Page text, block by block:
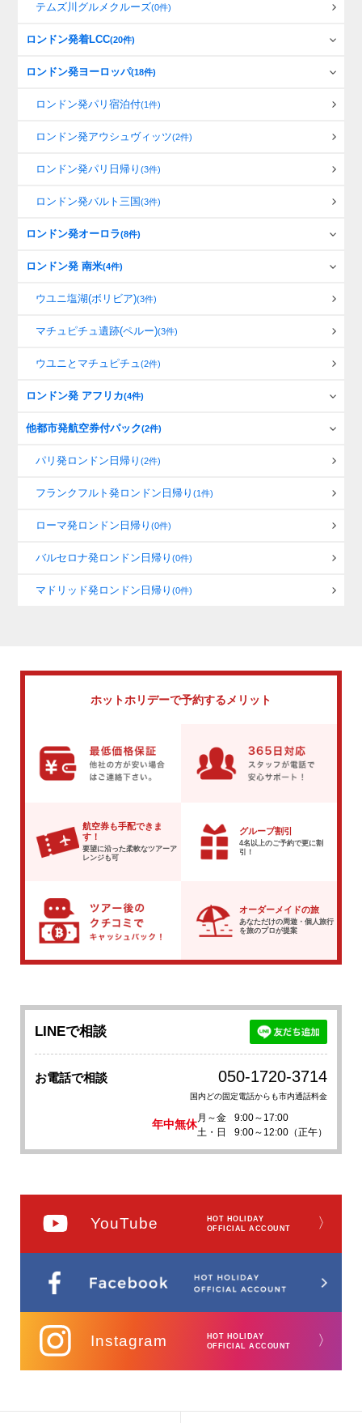
テムズ川グルメクルーズ(0件)
ロンドン発着LCC(20件)
ロンドン発ヨーロッパ(18件)
ロンドン発パリ宿泊付(1件)
ロンドン発アウシュヴィッツ(2件)
ロンドン発パリ日帰り(3件)
ロンドン発バルト三国(3件)
ロンドン発オーロラ(8件)
ロンドン発 南米(4件)
ウユニ塩湖(ボリビア)(3件)
マチュピチュ遺跡(ペルー)(3件)
ウユニとマチュピチュ(2件)
ロンドン発 アフリカ(4件)
他都市発航空券付パック(2件)
パリ発ロンドン日帰り(2件)
フランクフルト発ロンドン日帰り(1件)
ローマ発ロンドン日帰り(0件)
バルセロナ発ロンドン日帰り(0件)
マドリッド発ロンドン日帰り(0件)
ホットホリデーで予約するメリット
航空券も手配できま
す！
要望に沿った柔軟なツアーア
レンジも可
グループ割引
4名以上のご予約で更に割
引！
オーダーメイドの旅
あなただけの周遊・個人旅行
を旅のプロが提案
LINEで相談
お電話で相談 050-1720-3714
国内どの固定電話からも市内通話料金
年中無休
月～金
9:00～17:00
土・日
9:00～12:00（正午）
YouTube
HOT HOLIDAY
OFFICIAL ACCOUNT
〉
Instagram
HOT HOLIDAY
OFFICIAL ACCOUNT
〉